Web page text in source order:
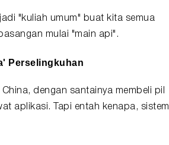
"kuliah umum" buat kita semua
mulai "main api".
Perselingkuhan
dengan santainya membeli pil
aplikasi. Tapi entah kenapa, sistem